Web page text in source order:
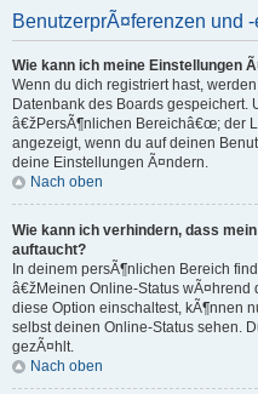
BenutzerprÃ¤ferenzen und
Wie kann ich meine Einstellungen
Wenn du dich registriert hast,
Datenbank des Boards gespeichert.
â€žPersÃ¶nlichen Bereichâ€œ; der
angezeigt, wenn du auf deinen
deine Einstellungen Ã¤ndern.
Nach oben
Wie kann ich verhindern, dass
auftaucht?
In deinem persÃ¶nlichen Bereich
â€žMeinen Online-Status
diese Option einschaltest, kÃ¶nnen
selbst deinen Online-Status sehen.
gezÃ¤hlt.
Nach oben